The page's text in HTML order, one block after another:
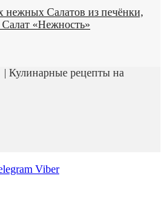
Кулинарные рецепты на
Viber